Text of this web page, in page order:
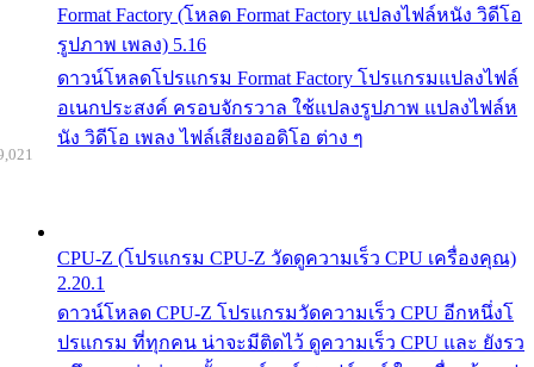
Format Factory (โหลด Format Factory แปลงไฟล์หนัง วิดีโอ
รูปภาพ เพลง) 5.16
ดาวน์โหลดโปรแกรม Format Factory โปรแกรมแปลงไฟล์
อเนกประสงค์ ครอบจักรวาล ใช้แปลงรูปภาพ แปลงไฟล์ห
นัง วิดีโอ เพลง ไฟล์เสียงออดิโอ ต่าง ๆ
CPU-Z (โปรแกรม CPU-Z วัดดูความเร็ว CPU เครื่องคุณ)
2.20.1
ดาวน์โหลด CPU-Z โปรแกรมวัดความเร็ว CPU อีกหนึ่งโ
ปรแกรม ที่ทุกคน น่าจะมีติดไว้ ดูความเร็ว CPU และ ยังรว